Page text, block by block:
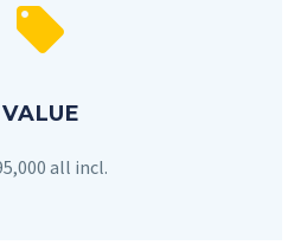


VALUE
all incl.